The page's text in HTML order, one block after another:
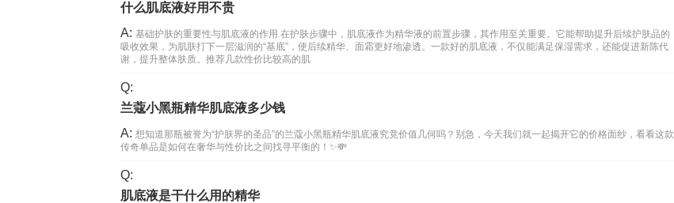
什么肌底液好用不贵
A: 基础护肤的重要性与肌底液的作用 在护肤步骤中，肌底液作为精华液的前置步骤，其作用至关重要。它能帮助提升后续护肤品的
吸收效果，为肌肤打下一层滋润的“基底”，使后续精华、面霜更好地渗透。一款好的肌底液，不仅能满足保湿需求，还能促进新陈代
谢，提升整体肤质。推荐几款性价比较高的肌
Q:
兰蔻小黑瓶精华肌底液多少钱
A: 想知道那瓶被誉为“护肤界的圣品”的兰蔻小黑瓶精华肌底液究竟价值几何吗？别急，今天我们就一起揭开它的价格面纱，看看这款
传奇单品是如何在奢华与性价比之间找寻平衡的！✨💸
Q:
肌底液是干什么用的精华